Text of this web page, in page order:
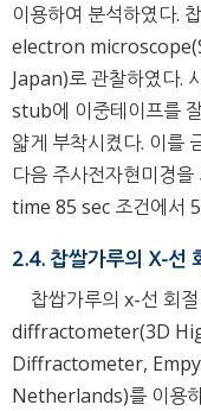
이용하여 분석하였다.
electron
Japan)로 관찰하였다.
stub에 이중테이프를
얇게 부착시켰다. 이를
다음 주사전자현미경
time 85 sec 조건에서
2.4. 찹쌀가루의 X-선
찹쌉가루의 x-선 회
diffractometer(3D
Diffractometer,
Netherlands)를 이용